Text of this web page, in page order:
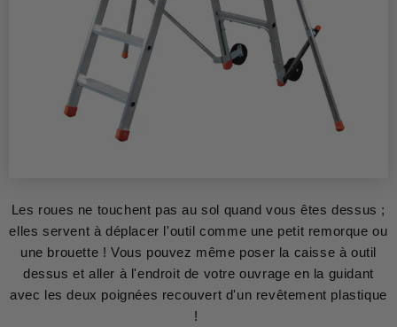
Les roues ne touchent pas au sol quand vous êtes dessus ;
elles servent à déplacer l'outil comme une petit remorque ou
une brouette ! Vous pouvez même poser la caisse à outil
dessus et aller à l'endroit de votre ouvrage en la guidant
avec les deux poignées recouvert d'un revêtement plastique
!